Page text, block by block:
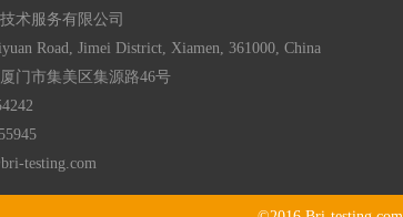
术服务有限公司
Road, Jimei District, Xiamen, 361000, China
门市集美区集源路46号
testing.com